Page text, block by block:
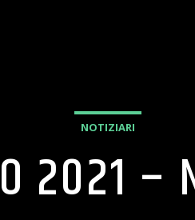
NOTIZIARI
2021 –